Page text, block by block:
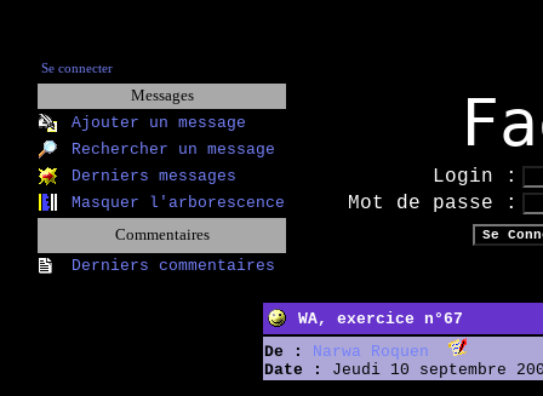
Se connecter
Messages
Ajouter un message
Rechercher un message
Derniers messages
Login :
Masquer l'arborescence Mot de passe :
Commentaires
Derniers commentaires
WA, exercice n°67
De :
Narwa Roquen
Date :
Jeudi 10 septembre